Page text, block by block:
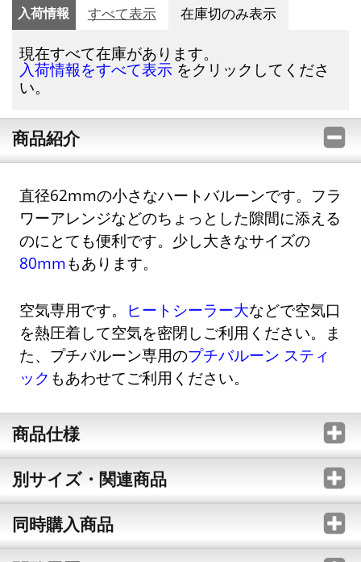
入荷情報 すべて表示 在庫切のみ表示
現在すべて在庫があります。
入荷情報をすべて表示 をクリックしてくださ
い。
商品紹介
直径62mmの小さなハートバルーンです。フラ
ワーアレンジなどのちょっとした隙間に添える
のにとても便利です。少し大きなサイズの
80mmもあります。
空気専用です。 ヒートシーラー大などで空気口
を熱圧着して空気を密閉しご利用ください。ま
た、プチバルーン専用のプチバルーン スティ
ック もあわせてご利用ください。
商品仕様
別サイズ・関連商品
同時購入商品